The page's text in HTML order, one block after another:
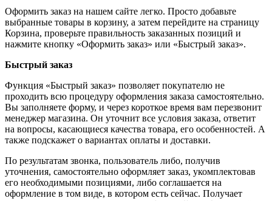
Оформить заказ на нашем сайте легко. Просто добавьте
выбранные товары в корзину, а затем перейдите на страницу
Корзина, проверьте правильность заказанных позиций и
нажмите кнопку «Оформить заказ» или «Быстрый заказ».
Быстрый заказ
Функция «Быстрый заказ» позволяет покупателю не
проходить всю процедуру оформления заказа самостоятельно.
Вы заполняете форму, и через короткое время вам перезвонит
менеджер магазина. Он уточнит все условия заказа, ответит
на вопросы, касающиеся качества товара, его особенностей. А
также подскажет о вариантах оплаты и доставки.
По результатам звонка, пользователь либо, получив
уточнения, самостоятельно оформляет заказ, укомплектовав
его необходимыми позициями, либо соглашается на
оформление в том виде, в котором есть сейчас. Получает